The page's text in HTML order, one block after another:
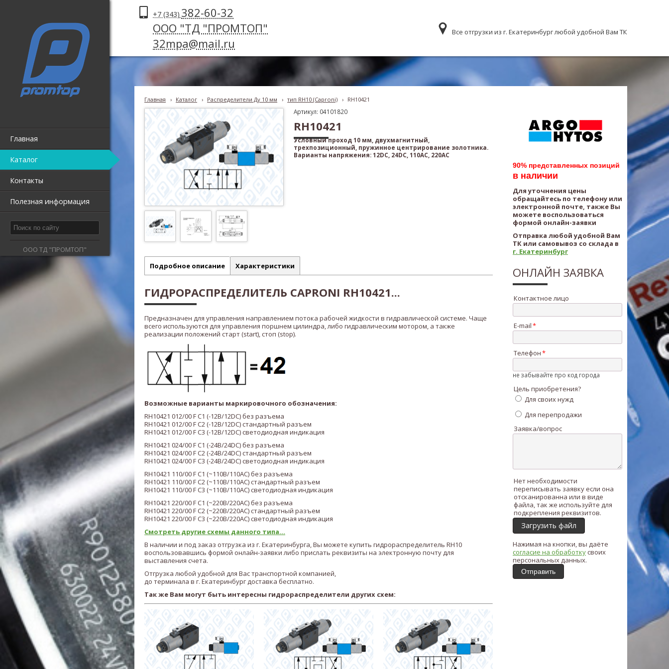
Главная
Каталог
Контакты
Полезная информация
ООО ТД "ПРОМТОП"
+7 (343) 382-60-32
ООО "ТД "ПРОМТОП"
32mpa@mail.ru
Все отгрузки из г. Екатеринбург любой удобной Вам ТК
Главная › Каталог › Распределители Ду 10 мм › тип RH10 (Caproni) › RH10421
Артикул: 04101820
RH10421
Условный проход 10 мм, двухмагнитный,
трехпозиционный, пружинное центрирование золотника.
Варианты напряжения: 12DC, 24DC, 110AC, 220AC
Подробное описание Характеристики
ГИДРОРАСПРЕДЕЛИТЕЛЬ CAPRONI RH10421...
Предназначен для управления направлением потока рабочей жидкости в гидравлической системе. Чаще
всего используются для управления поршнем цилиндра, либо гидравлическим мотором, а также
реализации положений старт (start), стоп (stop).
Возможные варианты маркировочного обозначения:
RH10421 012/00F C1 (-12В/12DC)без разъема
RH10421 012/00F C2 (-12В/12DC)стандартный разъем
RH10421 012/00F C3 (-12В/12DC)светодиодная индикация
RH10421 024/00F C1 (-24В/24DC)без разъема
RH10421 024/00F C2 (-24В/24DC)стандартный разъем
RH10421 024/00F C3 (-24В/24DC)светодиодная индикация
RH10421 110/00F C1 (~110В/110AC)без разъема
RH10421 110/00F C2 (~110В/110AC)стандартный разъем
RH10421 110/00F C3 (~110В/110AC)светодиодная индикация
RH10421 220/00F C1 (~220В/220AC)без разъема
RH10421 220/00F C2 (~220В/220AC)стандартный разъем
RH10421 220/00F C3 (~220В/220AC)светодиодная индикация
Смотреть другие схемы данного типа...
В наличии и под заказ отгрузка из г. Екатеринбурга, Вы можете купить гидрораспределитель RH10
воспользовавшись формой онлайн-заявки либо прислать реквизиты на электронную почту для
выставления счета.
Отгрузка любой удобной для Вас транспортной компанией,
до терминала в г. Екатеринбург доставка бесплатно.
Так же Вам могут быть интересны гидрораспределители других схем:
90% представленных позиций
в наличии
Для уточнения цены
обращайтесь по телефону или
электронной почте, также Вы
можете воспользоваться
формой онлайн-заявки
Отправка любой удобной Вам
ТК или самовывоз со склада в
г. Екатеринбург
ОНЛАЙН ЗАЯВКА
Контактное лицо
E-mail
Телефон
не забывайте про код города
Цель приобретения?
Для своих нужд
Для перепродажи
Заявка/вопрос
Нет необходимости
переписывать заявку если она
отсканированна или в виде
файла, так же используйте для
подкрепления реквизитов.
Загрузить файл
Нажимая на кнопки, вы даёте
согласие на обработкусвоих
персональных данных.
Отправить